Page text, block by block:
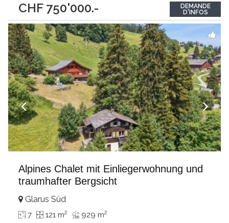
CHF 750'000.-
offre un cadre de vie idéal pour une famille.Vous y découvrirez
une vaste pièce de vie lumineuse...
DEMANDE
D'INFOS
Alpines Chalet mit Einliegerwohnung und
traumhafter Bergsicht
Glarus Süd
7 121 m2 929 m2